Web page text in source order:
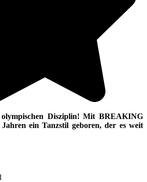
Disziplin! Mit BREAKING
Jahren ein Tanzstil geboren, der es weit